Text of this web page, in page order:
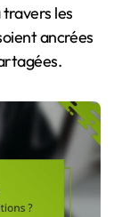
les
ancrées